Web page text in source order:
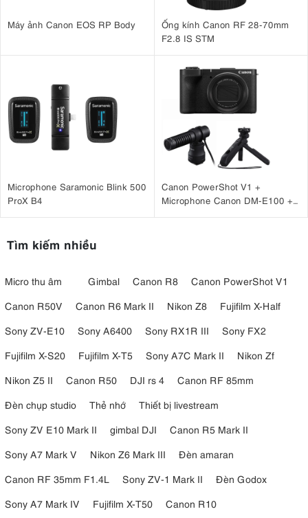
Máy ảnh Canon EOS RP Body
Ống kính Canon RF 28-70mm
F2.8 IS STM
Microphone Saramonic Blink 500
ProX B4
Canon PowerShot V1 +
Microphone Canon DM-E100 +
Tìm kiếm nhiều
Micro thu âm Gimbal Canon R8
Canon PowerShot V1
Canon R50V
Canon R6 Mark II Nikon Z8
Fujifilm X-Half
Sony ZV-E10
Sony A6400 Sony RX1R III
Sony FX2
Fujifilm X-S20
Fujifilm X-T5 Sony A7C Mark II
Nikon Zf
Nikon Z5 II
Canon R50 DJI rs 4
Canon RF 85mm
Đèn chụp studio
Thẻ nhớ
Thiết bị livestream
Sony ZV E10 Mark II
gimbal DJI
Canon R5 Mark II
Sony A7 Mark V
Nikon Z6 Mark III
Đèn amaran
Canon RF 35mm F1.4L
Sony ZV-1 Mark II
Đèn Godox
Sony A7 Mark IV
Fujifilm X-T50
Canon R10